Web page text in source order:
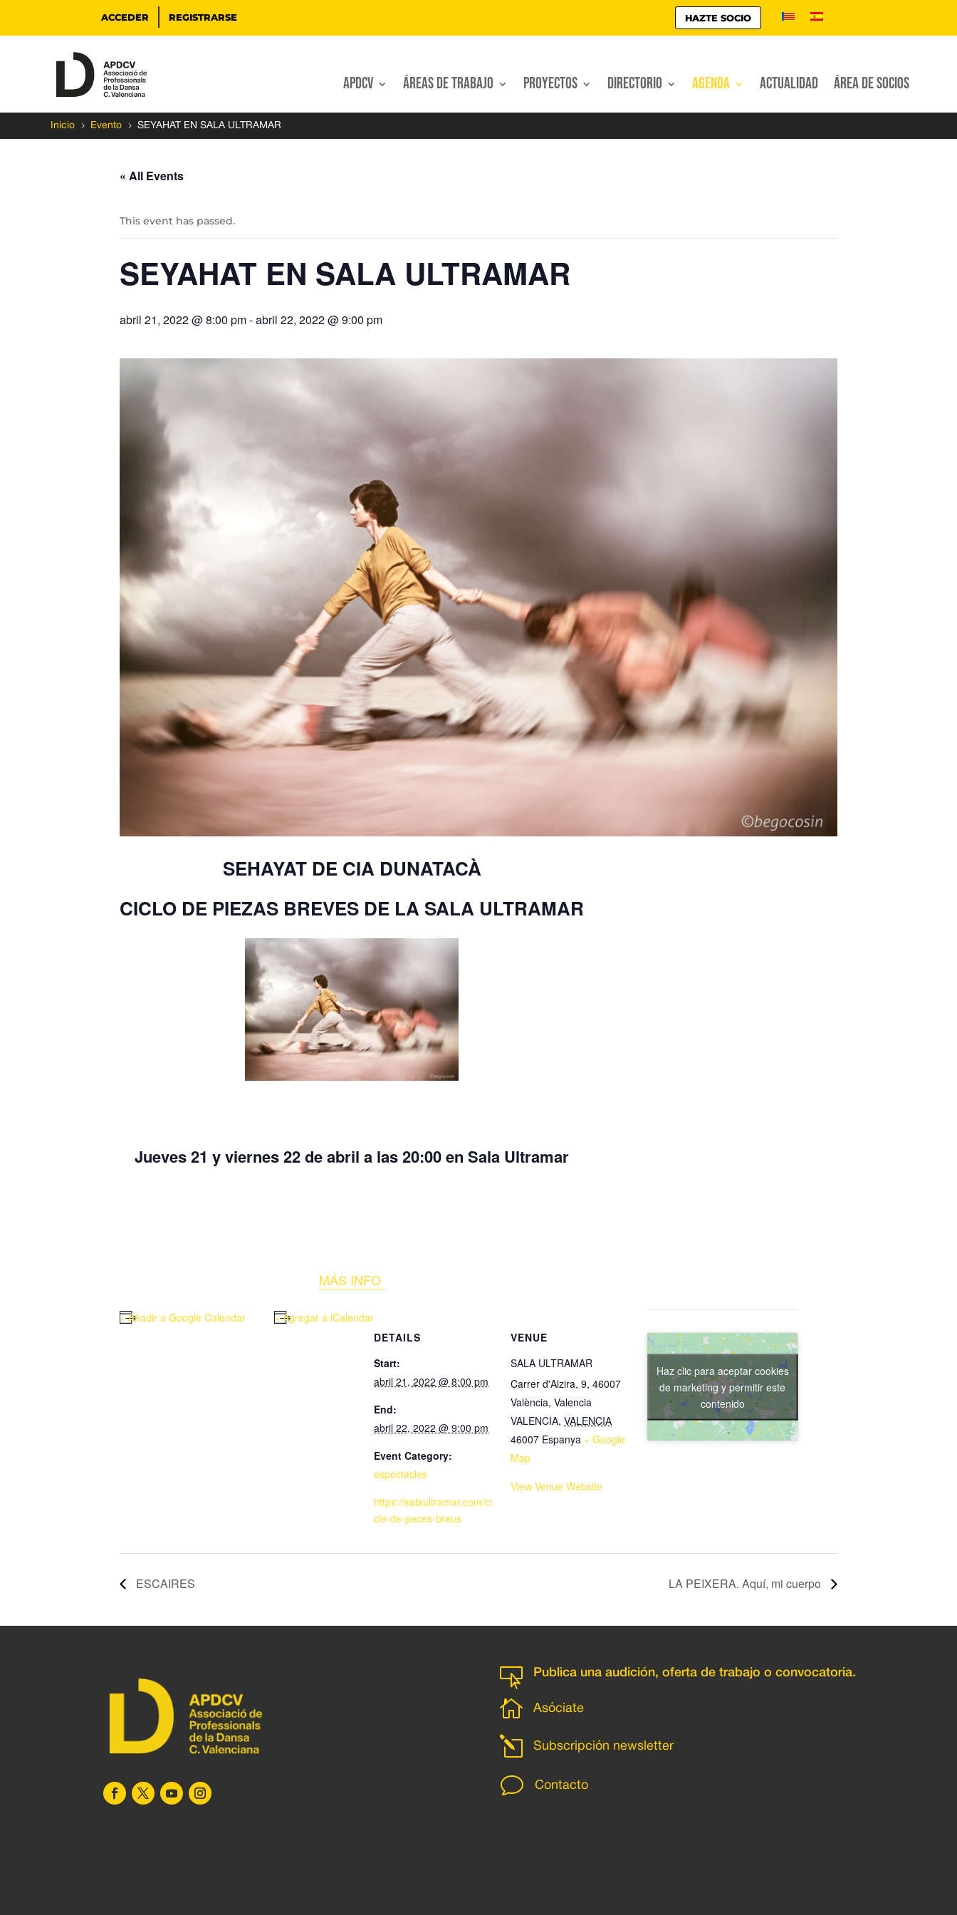
ACCEDER REGISTRARSE HAZTE SOCIO
APDCV Áreas de trabajo Proyectos Directorio Agenda Actualidad Área de socios
Inicio 5 Evento 5 SEYAHAT EN SALA ULTRAMAR
« All Events
This event has passed.
SEYAHAT EN SALA ULTRAMAR
abril 21, 2022 @ 8:00 pm-abril 22, 2022 @ 9:00 pm
SEHAYAT DE CIA DUNATACÀ
CICLO DE PIEZAS BREVES DE LA SALA ULTRAMAR
Jueves 21 y viernes 22 de abril a las 20:00 en Sala Ultramar
MÁS INFO
+ Añadir a Google Calendar
+ Agregar a iCalendar
DETAILS
Start:
abril 21, 2022 @ 8:00 pm
End:
abril 22, 2022 @ 9:00 pm
Event Category:
espectacles
https://salaultramar.com/ci
cle-de-peces-breus
VENUE
SALA ULTRAMAR
Carrer d'Alzira, 9, 46007
València, Valencia
VALENCIA, VALENCIA
46007 Espanya + Google
Map
View Venue Website
Haz clic para aceptar cookies
de marketing y permitir este
contenido
ESCAIRES LA PEIXERA. Aquí, mi cuerpo
 Publica una audición, oferta de trabajo o convocatoria.
 Asóciate
l Subscripción newsletter
v Contacto